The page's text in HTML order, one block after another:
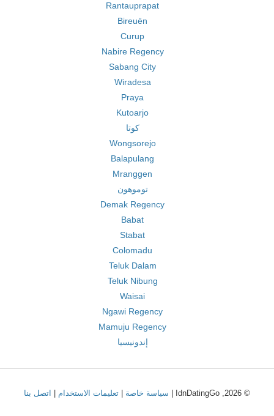
Rantauprapat
Bireuën
Curup
Nabire Regency
Sabang City
Wiradesa
Praya
Kutoarjo
كوتا
Wongsorejo
Balapulang
Mranggen
توموهون
Demak Regency
Babat
Stabat
Colomadu
Teluk Dalam
Teluk Nibung
Waisai
Ngawi Regency
Mamuju Regency
إندونيسيا
© 2026, IdnDatingGo | سياسة خاصة تعليمات الاستخدام اتصل بنا